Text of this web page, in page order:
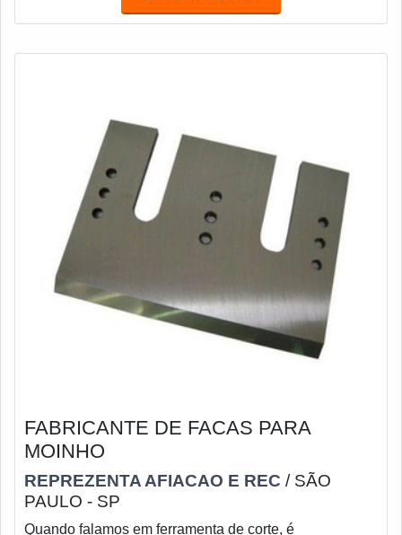
FABRICANTE DE FACAS PARA
MOINHO
REPREZENTA AFIACAO E REC / SÃO
PAULO - SP
Quando falamos em ferramenta de corte, é